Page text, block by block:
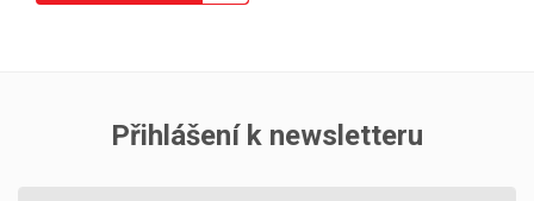
Přihlášení k newsletteru